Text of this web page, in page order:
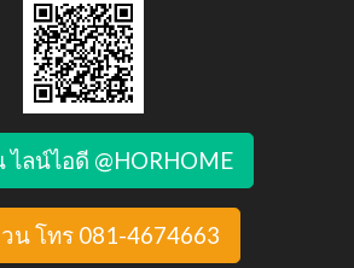
ไลน์ไอดี @HORHOME
น โทร 081-4674663